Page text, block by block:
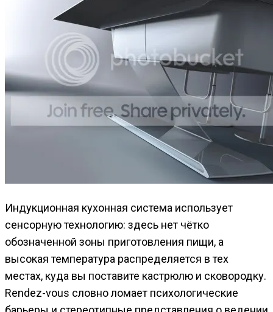
Индукционная кухонная система использует
сенсорную технологию: здесь нет чётко
обозначенной зоны приготовления пищи, а
высокая температура распределяется в тех
местах, куда вы поставите кастрюлю и сковородку.
Rendez-vous словно ломает психологические